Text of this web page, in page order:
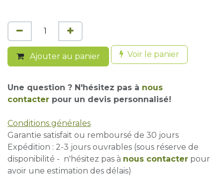
Ajouter au panier Voir le panier
Une question ? N'hésitez pas à nous
contacter pour un devis personnalisé!
Conditions générales
Garantie satisfait ou remboursé de 30 jours
Expédition : 2-3 jours ouvrables (sous réserve de
disponibilité - n'hésitez pas à nous contacter pour
avoir une estimation des délais)